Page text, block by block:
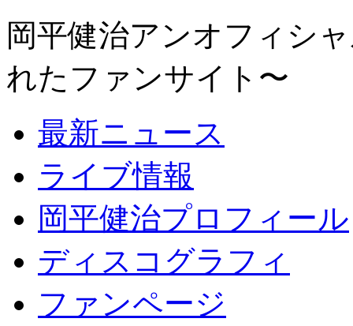
岡平健治アンオフィシ
れたファンサイト〜
最新ニュース
ライブ情報
岡平健治プロフィール
ディスコグラフィ
ファンページ